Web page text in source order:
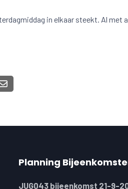
in elkaar steekt. Al met
Planning
JUG043 bijeenkomst 21-9-